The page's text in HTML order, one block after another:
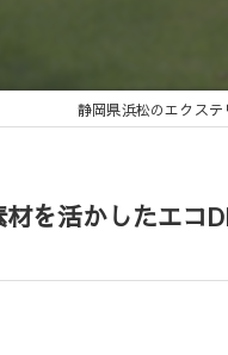
静岡県浜松のエクス
を活かしたエコ